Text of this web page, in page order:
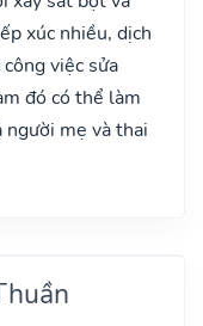
xúc nhiều, dịch
việc sửa
đó có thể làm
người mẹ và thai